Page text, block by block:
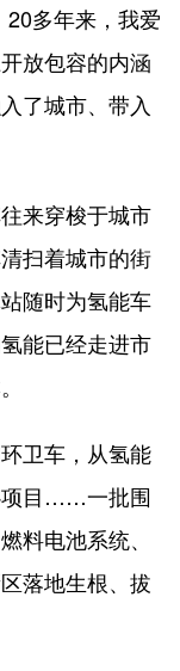
20多年来，我爱
放包容的内涵
了城市、带入
来穿梭于城市
扫着城市的街
随时为氢能车
能已经走进市
卫车，从氢能
项目……一批围
料电池系统、
落地生根、拔